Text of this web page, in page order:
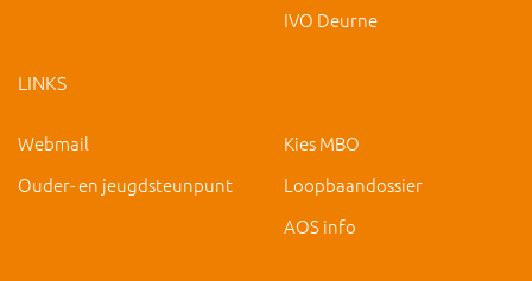
IVO Deurne
LINKS
Webmail
Ouder- en jeugdsteunpunt
Kies MBO
Loopbaandossier
AOS info